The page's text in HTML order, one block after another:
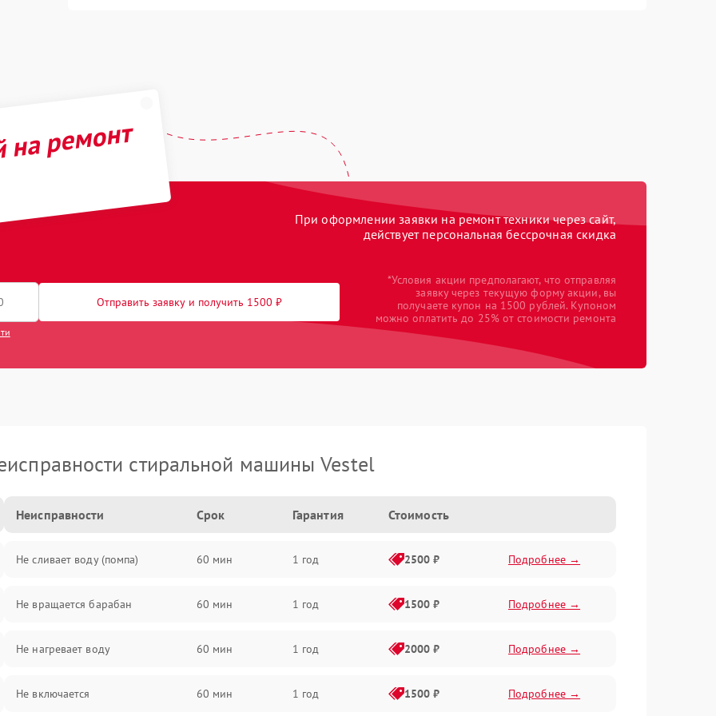
ремонт
При оформлении заявки на ремонт техники через сайт,
действует персональная бессрочная скидка
Отправить заявку и получить 1500 ₽
*Условия акции предполагают, что отправляя
заявку через текущую форму акции, вы
получаете купон на 1500 рублей. Купоном
можно оплатить до 25% от стоимости ремонта
стиральной машины Vestel
Неисправности Срок Гарантия Стоимость
Не сливает воду (помпа) 60 мин 1 год 2500 ₽ Подробнее →
Не вращается барабан 60 мин 1 год 1500 ₽ Подробнее →
Не нагревает воду 60 мин 1 год 2000 ₽ Подробнее →
Не включается 60 мин 1 год 1500 ₽ Подробнее →